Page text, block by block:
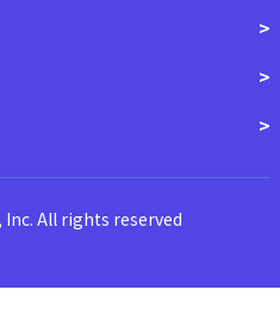
All rights reserved